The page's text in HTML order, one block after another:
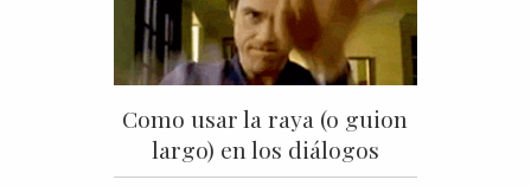
Como usar la raya (o guion
largo) en los diálogos